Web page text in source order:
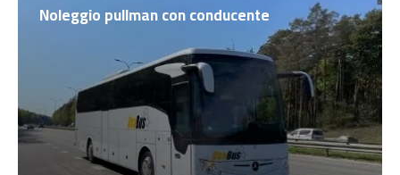
Noleggio pullman con conducente